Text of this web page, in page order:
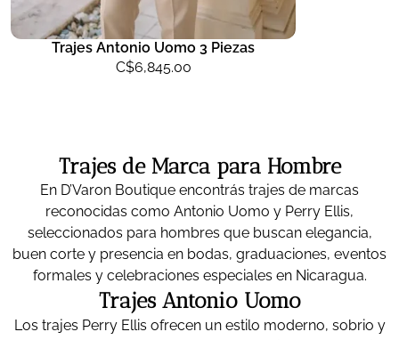
Trajes Antonio Uomo 3 Piezas
C$6,845.00
Trajes de Marca para Hombre
En D’Varon Boutique encontrás trajes de marcas
reconocidas como Antonio Uomo y Perry Ellis,
seleccionados para hombres que buscan elegancia,
buen corte y presencia en bodas, graduaciones, eventos
formales y celebraciones especiales en Nicaragua.
Trajes Antonio Uomo
Los trajes Perry Ellis ofrecen un estilo moderno, sobrio y